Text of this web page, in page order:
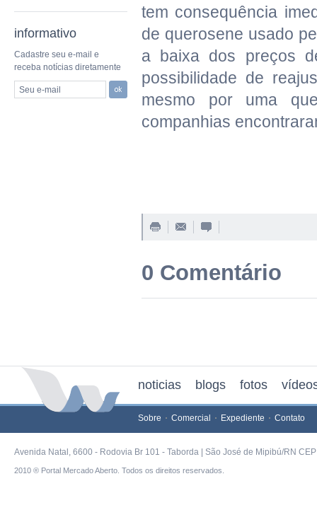
informativo
Cadastre seu e-mail e
receba notícias diretamente
Seu e-mail
tem consequência
de querosene usado
a baixa dos preços
possibilidade de
mesmo por uma
companhias
0 Comentário
noticias blogs fotos
Sobre Comercial Expediente Contato
Avenida Natal, 6600 - Rodovia Br 101 - Taborda | São José de Mipibú/RN
2010 ® Portal Mercado Aberto. Todos os direitos reservados.